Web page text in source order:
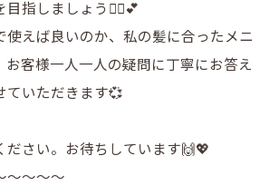
指しましょう💁‍♀️💕
使えば良いのか、私の髪に合ったメニ
お客様一人一人の疑問に丁寧にお答え
ていただきます💞
ださい。お待ちしています🙌💖
～～～～